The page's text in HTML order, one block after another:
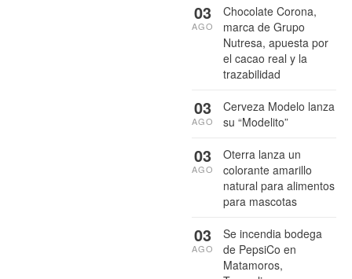
Chocolate Corona,
marca de Grupo
Nutresa, apuesta por
el cacao real y la
trazabilidad
03
AGO
Cerveza Modelo lanza
su “Modelito”
03
AGO
Oterra lanza un
colorante amarillo
natural para alimentos
para mascotas
03
AGO
Se incendia bodega
de PepsiCo en
Matamoros,
03
AGO